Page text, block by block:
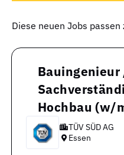
Diese neuen Jobs
Hochbau (w/
TÜV SÜD AG
Essen